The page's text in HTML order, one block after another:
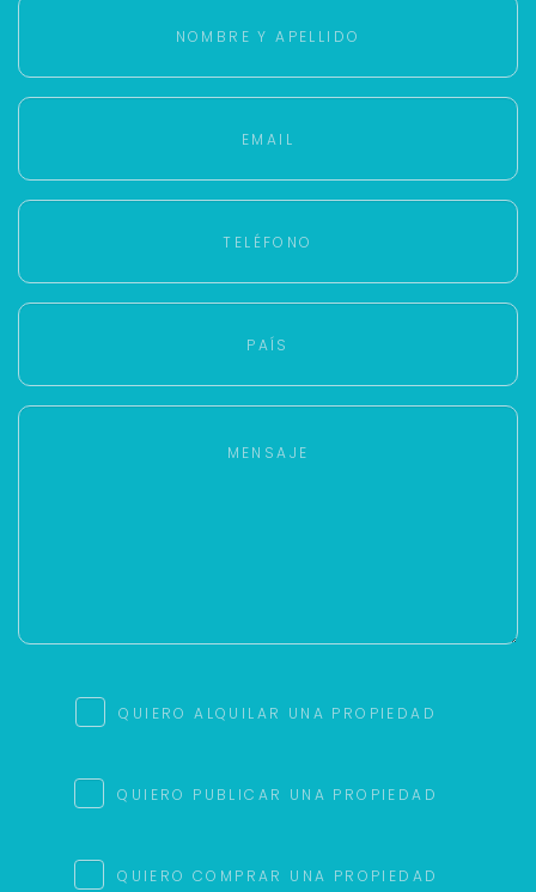
QUIERO ALQUILAR UNA PROPIEDAD
QUIERO PUBLICAR UNA PROPIEDAD
QUIERO COMPRAR UNA PROPIEDAD